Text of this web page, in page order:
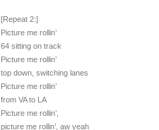
[Repeat 2:]
Picture me rollin’
64 sitting on track
Picture me rollin’
top down, switching lanes
Picture me rollin’
from VA to LA
Picture me rollin’,
picture me rollin’, aw yeah